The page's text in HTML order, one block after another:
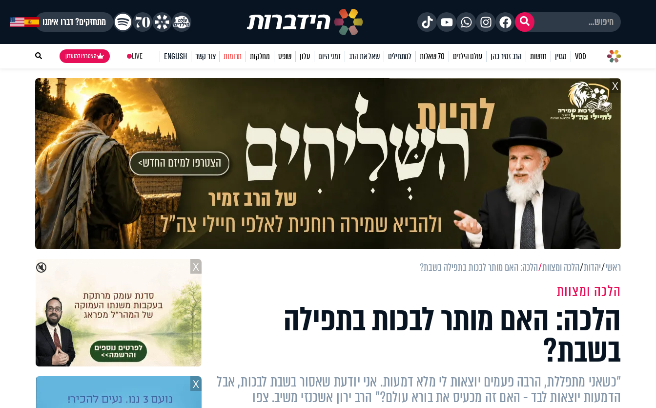
מתחזקים? דברו איתנו
VOD מגזין חדשות הרב זמיר כהן עולם הילדים 70 שאלות למתחילים שאל את הרב זמני היום עלון שופס מחלקות תרומות צור קשר ENGLISH
LIVE הצטרפו למועדון
X
ראשי יהדות הלכה ומצוות הלכה: האם מותר לבכות בתפילה בשבת?
הלכה ומצוות
הלכה: האם מותר לבכות בתפילה
בשבת?
"כשאני מתפללת, הרבה פעמים יוצאות לי מלא דמעות. אני יודעת שאסור בשבת לבכות, אבל
הדמעות יוצאות לבד - האם זה מכעיס את בורא עולם?" הרב ירון אשכנזי משיב. צפו
🔇 X
X